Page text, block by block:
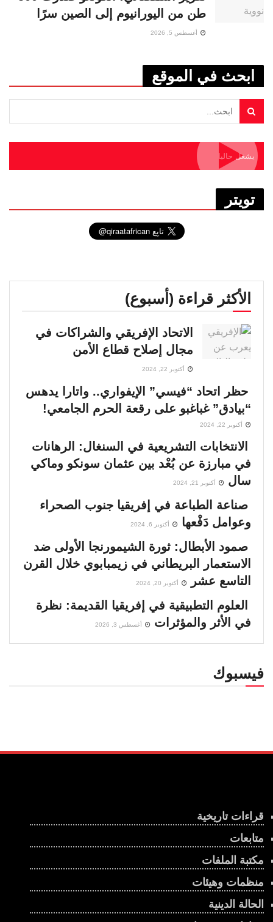
طن من اليورانيوم إلى الصين سرًا
أغسطس 5, 2026
ابحث في الموقع
يشغل حاليا
تويتر
الأكثر قراءة (أسبوع)
الاتحاد الإفريقي والشراكات في
مجال إصلاح قطاع الأمن
أكتوبر 22, 2024
حظر اتحاد “فيسي” الإيفواري.. واتارا يدهس
“بيادق” غباغبو على رقعة الحرم الجامعي!
أكتوبر 22, 2024
الانتخابات التشريعية في السنغال: الرهانات
في مبارزة عن بُعْد بين عثمان سونكو وماكي
سال
أكتوبر 21, 2024
صناعة الطباعة في إفريقيا جنوب الصحراء
وعوامل دَفْعها
أكتوبر 6, 2024
صمود الأبطال: ثورة الشيمورنجا الأولى ضد
الاستعمار البريطاني في زيمبابوي خلال القرن
التاسع عشر
أكتوبر 20, 2024
العلوم التطبيقية في إفريقيا القديمة: نظرة
في الأثر والمؤثرات
أغسطس 3, 2026
فيسبوك
قراءات تاريخية
متابعات
مكتبة الملفات
منظمات وهيئات
الحالة الدينية